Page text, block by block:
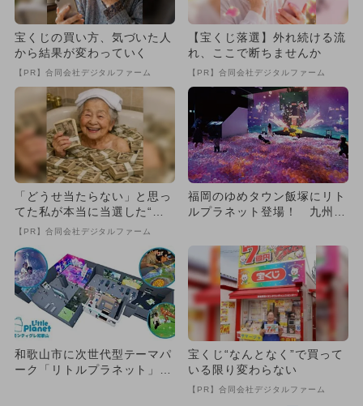
宝くじの買い方、気づいた人
から結果が変わっていく
【PR】合同会社デジタルファーム
【宝くじ落選】外れ続ける流
れ、ここで断ちませんか
【PR】合同会社デジタルファーム
「どうせ当たらない」と思っ
てた私が本当に当選した“買
い方”がこれ
【PR】合同会社デジタルファーム
福岡のゆめタウン飯塚にリト
ルプラネット登場！ 九州初
和歌山市に次世代型テーマパ
ーク「リトルプラネット」初
宝くじ“なんとなく”で買って
いる限り変わらない
【PR】合同会社デジタルファーム